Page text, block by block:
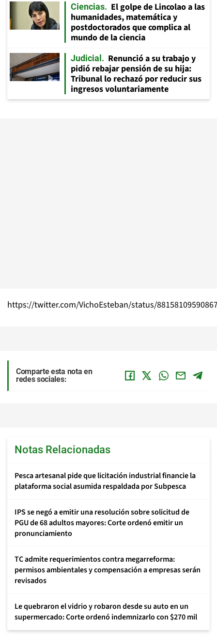
Ciencias
El golpe de Lincolao a las
humanidades, matemática y
postdoctorados que complica al
mundo de la ciencia
Judicial
Renunció a su trabajo y
pidió rebajar pensión de su hija:
Tribunal lo rechazó por reducir sus
ingresos voluntariamente
https://twitter.com/VichoEsteban/status/
Comparte esta nota en
redes sociales:
Notas Relacionadas
Pesca artesanal pide que licitación industrial financie la
plataforma social asumida respaldada por Subpesca
IPS se negó a emitir una resolución sobre solicitud de
PGU de 68 adultos mayores: Corte ordenó emitir un
pronunciamiento
TC admite requerimientos contra megarreforma:
permisos ambientales y compensación a empresas serán
revisados
Le quebraron el vidrio y robaron desde su auto en un
supermercado: Corte ordenó indemnizarlo con $270 mil